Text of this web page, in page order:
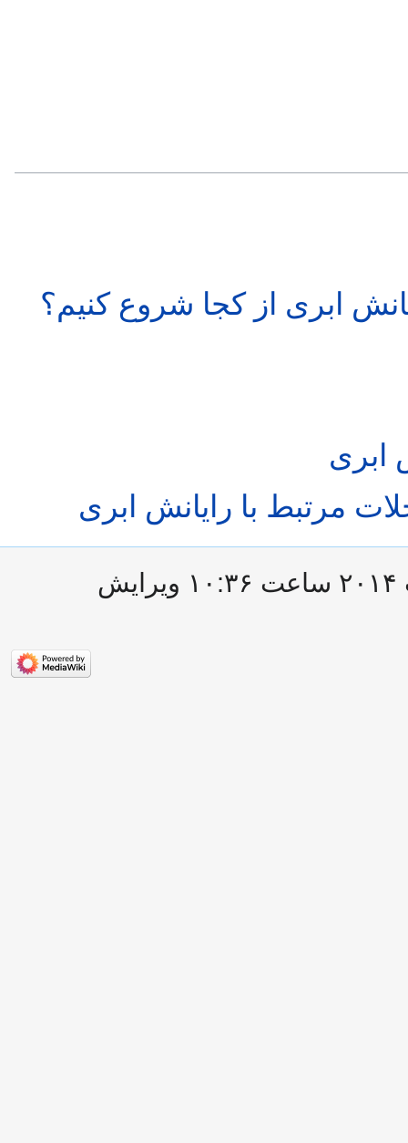
ابری از کجا شروع کنیم؟
ابری
مرتبط با رایانش ابری
این صفحه آخرین‌بار در ‏۱۸ اوت ۲۰۱۴ ساعت ‏۱۰:۳۶ ویرایش